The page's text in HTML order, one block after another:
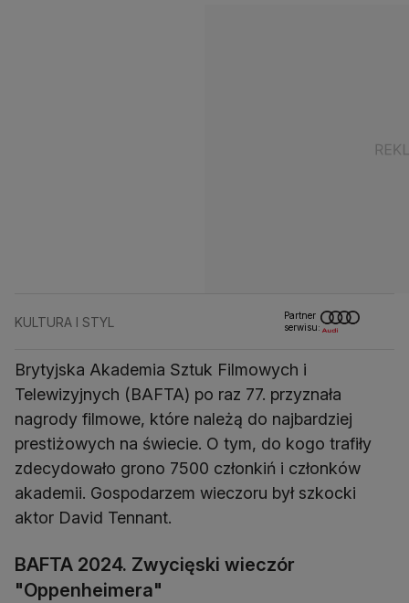
KULTURA I STYL
Partner
serwisu:
Brytyjska Akademia Sztuk Filmowych i
Telewizyjnych (BAFTA) po raz 77. przyznała
nagrody filmowe, które należą do najbardziej
prestiżowych na świecie. O tym, do kogo trafiły
zdecydowało grono 7500 członkiń i członków
akademii. Gospodarzem wieczoru był szkocki
aktor David Tennant.
BAFTA 2024. Zwycięski wieczór
"Oppenheimera"